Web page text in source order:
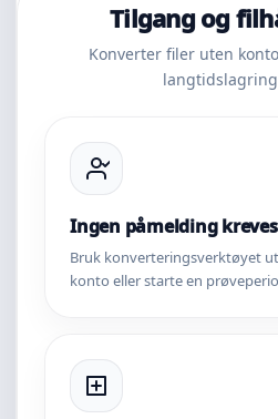
Tilgang og
Konverter filer uten
Ingen påmelding kreves
Bruk konverteringsverktøyet
konto eller starte en